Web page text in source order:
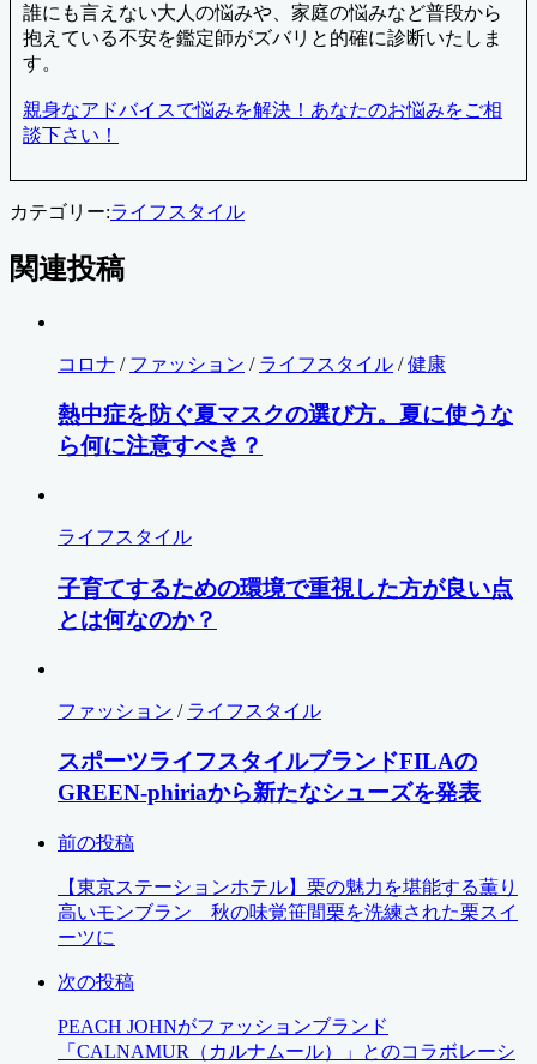
誰にも言えない大人の悩みや、家庭の悩みなど普段から
抱えている不安を鑑定師がズバリと的確に診断いたしま
す。
親身なアドバイスで悩みを解決！あなたのお悩みをご相
談下さい！
カテゴリー:ライフスタイル
関連投稿
コロナ / ファッション / ライフスタイル /健康
熱中症を防ぐ夏マスクの選び方。夏に使うな
ら何に注意すべき？
ライフスタイル
子育てするための環境で重視した方が良い点
とは何なのか？
ファッション / ライフスタイル
スポーツライフスタイルブランドFILAの
GREEN-phiriaから新たなシューズを発表
前の投稿
【東京ステーションホテル】栗の魅力を堪能する薫り
高いモンブラン 秋の味覚笹間栗を洗練された栗スイ
ーツに
次の投稿
PEACH JOHNがファッションブランド
「CALNAMUR（カルナムール）」とのコラボレーシ